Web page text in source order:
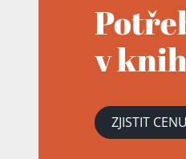
v
ZJISTIT CENU